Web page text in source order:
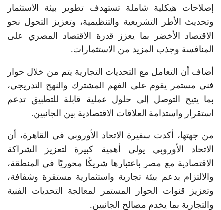
إصلاحات هيكلية شاملة تستهدف تطوير بيئة الاستثمار
وتحديث الأطر التشريعية والتنظيمية، وتعزيز التحول نحو
الاقتصاد الأخضر بما يعزز قدرة الاقتصاد المصري على
المنافسة وجذب المزيد من الاستثمارات.
أضاف أن التعامل مع التحديات التجارية يتم من خلال حوار
فني مستمر يقوم على الفهم المشترك والنهج التدريجي،
بما يتيح التوصل إلى حلول عملية قابلة للتطبيق تدعم
استقرار واستدامة العلاقات الاقتصادية بين الجانبين.
من جهتها، أكدت سفيرة الاتحاد الأوروبي في القاهرة، أن
الاتحاد الأوروبي يولي أهمية كبيرة لتعزيز الشراكة
الاقتصادية مع مصر باعتبارها شريكًا محوريًا في المنطقة،
والالتزام بدعم بيئة تجارية واستثمارية مستقرة وشفافة،
وتعزيز قنوات الحوار المستمر لمعالجة التحديات الفنية
والتجارية بما يخدم مصالح الجانبين.